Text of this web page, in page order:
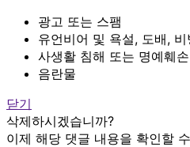
광고 또는 스팸
유언비어 및 욕설, 도배, 비
사생활 침해 또는 명예훼손
음란물
닫기
삭제하시겠습니까?
이제 해당 댓글 내용을 확인할